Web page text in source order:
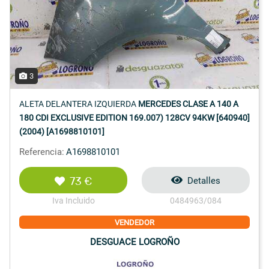
3
ALETA DELANTERA IZQUIERDA MERCEDES CLASE A 140 A
180 CDI EXCLUSIVE EDITION 169.007) 128CV 94KW [640940]
(2004) [A1698810101]
Referencia: A1698810101
73 €
Iva Incluido
Detalles
0484963/084
VENDEDOR
DESGUACE LOGROÑO